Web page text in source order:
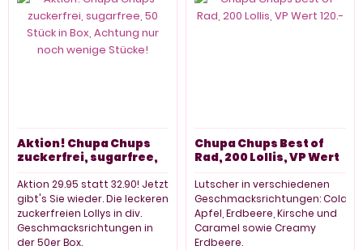
Aktion! Chupa Chups
zuckerfrei, sugarfree,
Achtung nur noch
wenige Stücke!
Aktion 29.95 statt 32.90! Jetzt
gibt's Sie wieder. Die leckeren
zuckerfreien Lollys in div.
Geschmacksrichtungen in
der 50er Box.
Chupa Chups Best of
Rad, 200 Lollis, VP Wert
Lutscher in verschiedenen
Geschmacksrichtungen: Cola,
Apfel, Erdbeere, Kirsche und
Caramel sowie Creamy
Erdbeere.